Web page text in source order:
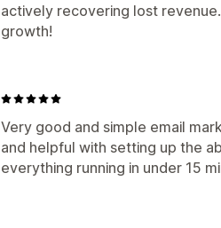
actively recovering lost
growth!
Very good and simple email
and helpful with setting up the
everything running in under 15